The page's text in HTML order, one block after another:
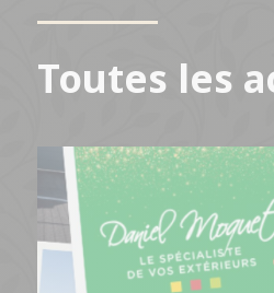
Toutes les